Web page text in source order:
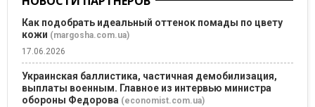
Как подобрать идеальный оттенок помады по цвету
кожи (margosha.com.ua)
17.06.2026
Украинская баллистика, частичная демобилизация,
выплаты военным. Главное из интервью министра
обороны Федорова (economist.com.ua)